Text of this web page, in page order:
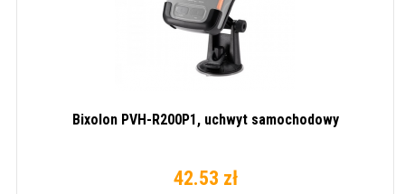
Bixolon PVH-R200P1, uchwyt samochodowy
42.53 zł